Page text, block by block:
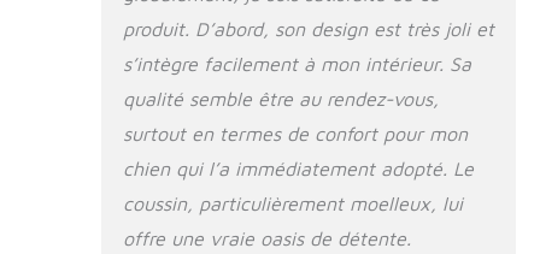
POLYVALENT: le
corbeille pour chien
peut être nettoyé
effort, il convient
aux animaux de
taille. La couverture
matelassée est
produit. D’abord, son design est très joli et
s’intègre facilement à mon intérieur. Sa
qualité semble être au rendez-vous,
surtout en termes de confort pour mon
chien qui l’a immédiatement adopté. Le
coussin, particulièrement moelleux, lui
offre une vraie oasis de détente.